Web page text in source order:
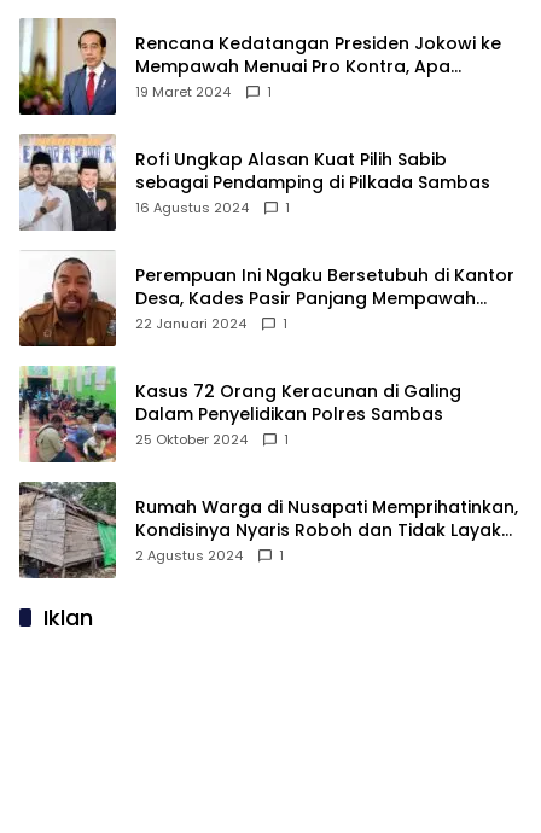
Rencana Kedatangan Presiden Jokowi ke
Mempawah Menuai Pro Kontra, Apa
Sebabnya?
19 Maret 2024 1
Rofi Ungkap Alasan Kuat Pilih Sabib
sebagai Pendamping di Pilkada Sambas
16 Agustus 2024 1
Perempuan Ini Ngaku Bersetubuh di Kantor
Desa, Kades Pasir Panjang Mempawah
Membantah: Silakan Buktikan!
22 Januari 2024 1
Kasus 72 Orang Keracunan di Galing
Dalam Penyelidikan Polres Sambas
25 Oktober 2024 1
Rumah Warga di Nusapati Memprihatinkan,
Kondisinya Nyaris Roboh dan Tidak Layak
Huni
2 Agustus 2024 1
Iklan